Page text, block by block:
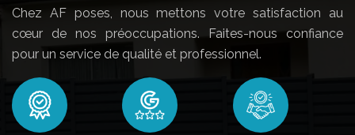
Chez AF poses, nous mettons votre satisfaction au
cœur de nos préoccupations. Faites-nous confiance
pour un service de qualité et professionnel.